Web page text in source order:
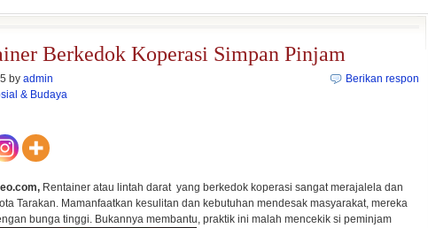
Berkedok Koperasi Simpan Pinjam
by admin
& Budaya
Berikan respon
Rentainer atau lintah darat yang berkedok koperasi sangat merajalela dan
Tarakan. Mamanfaatkan kesulitan dan kebutuhan mendesak masyarakat, mereka
bunga tinggi. Bukannya membantu, praktik ini malah mencekik si peminjam